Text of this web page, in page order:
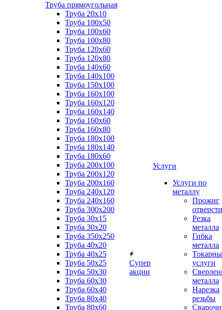
Труба прямоугольная
Труба 20x10
Труба 100x50
Труба 100x60
Труба 100x80
Труба 120x60
Труба 120x80
Труба 140x60
Труба 140x100
Труба 150x100
Труба 160x100
Труба 160x120
Труба 160x140
Труба 160x60
Труба 160x80
Труба 180x100
Труба 180x140
Труба 180x60
Труба 200x100
Труба 200x120
Труба 200x160
Труба 240x120
Труба 240x160
Труба 300x200
Труба 30x15
Труба 30x20
Труба 350x250
Труба 40x20
Труба 40x25
Труба 50x25
Труба 50x30
Труба 60x30
Труба 60x40
Труба 80x40
Труба 80x60
Супер
акции
Услуги
Услуги по
металлу
Прожиг
Резка
металла
Гибка
металла
услуги
металла
Нарезка
резьбы